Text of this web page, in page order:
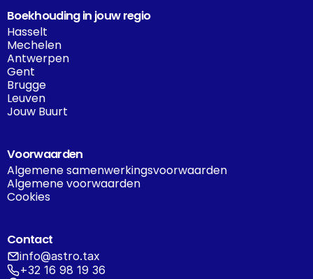
Boekhouding in jouw regio
Hasselt
Mechelen
Antwerpen
Gent
Brugge
Leuven
Jouw Buurt
Voorwaarden
Algemene samenwerkingsvoorwaarden
Algemene voorwaarden
Cookies
Contact
info@astro.tax
+32 16 98 19 36